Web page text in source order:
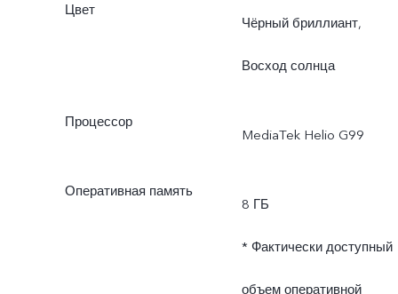
регулируется с учетом
реальных условий и
Цвет
Чёрный бриллиант,
Восход солнца
Процессор
MediaTek Helio G99
Оперативная память
8 ГБ
* Фактически доступный
объем оперативной